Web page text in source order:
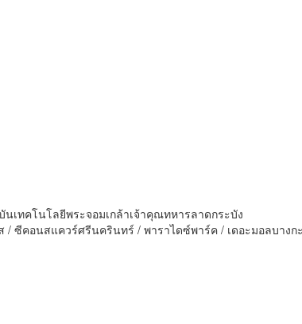
เทคโนโลยีพระจอมเกล้าเจ้าคุณทหารลาดกระบัง
/ ซีคอนสแควร์ศรีนครินทร์ / พาราไดซ์พาร์ค / เดอะมอลบางก